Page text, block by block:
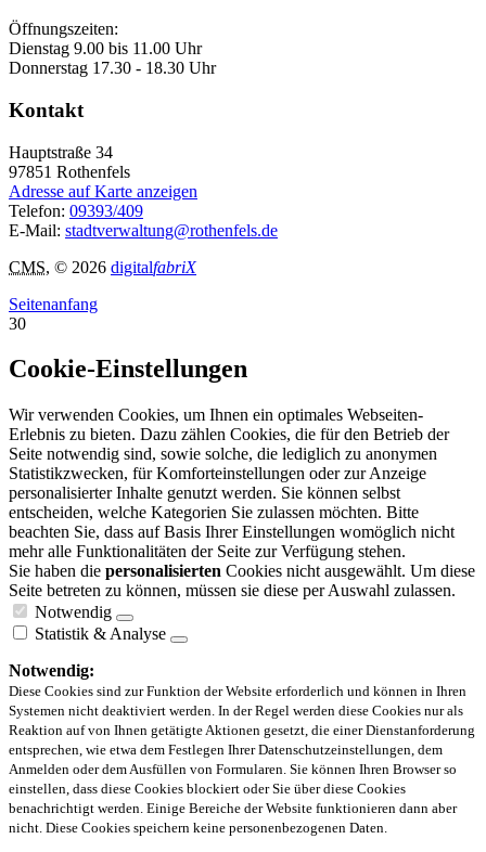
Öffnungszeiten:
Dienstag 9.00 bis 11.00 Uhr
Donnerstag 17.30 - 18.30 Uhr
Kontakt
Hauptstraße 34
97851 Rothenfels
Adresse auf Karte anzeigen
Telefon: 09393/409
E-Mail: stadtverwaltung@rothenfels.de
CMS, © 2026 digitalfabriX
Seitenanfang
30
Cookie-Einstellungen
Wir verwenden Cookies, um Ihnen ein optimales Webseiten-
Erlebnis zu bieten. Dazu zählen Cookies, die für den Betrieb der
Seite notwendig sind, sowie solche, die lediglich zu anonymen
Statistikzwecken, für Komforteinstellungen oder zur Anzeige
personalisierter Inhalte genutzt werden. Sie können selbst
entscheiden, welche Kategorien Sie zulassen möchten. Bitte
beachten Sie, dass auf Basis Ihrer Einstellungen womöglich nicht
mehr alle Funktionalitäten der Seite zur Verfügung stehen.
Sie haben die personalisierten Cookies nicht ausgewählt. Um diese
Seite betreten zu können, müssen sie diese per Auswahl zulassen.
Notwendig
Statistik & Analyse
Notwendig:
Diese Cookies sind zur Funktion der Website erforderlich und können in Ihren
Systemen nicht deaktiviert werden. In der Regel werden diese Cookies nur als
Reaktion auf von Ihnen getätigte Aktionen gesetzt, die einer Dienstanforderung
entsprechen, wie etwa dem Festlegen Ihrer Datenschutzeinstellungen, dem
Anmelden oder dem Ausfüllen von Formularen. Sie können Ihren Browser so
einstellen, dass diese Cookies blockiert oder Sie über diese Cookies
benachrichtigt werden. Einige Bereiche der Website funktionieren dann aber
nicht. Diese Cookies speichern keine personenbezogenen Daten.